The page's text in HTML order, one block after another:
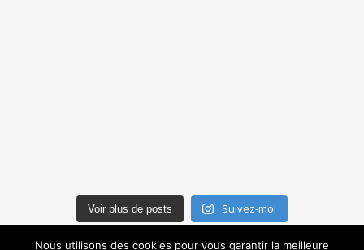
Voir plus de posts Suivez-moi
Nous utilisons des cookies pour vous garantir la meilleure